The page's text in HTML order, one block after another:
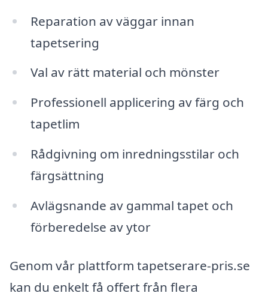
Reparation av väggar innan
tapetsering
Val av rätt material och mönster
Professionell applicering av färg och
tapetlim
Rådgivning om inredningsstilar och
färgsättning
Avlägsnande av gammal tapet och
förberedelse av ytor
Genom vår plattform tapetserare-pris.se
kan du enkelt få offert från flera